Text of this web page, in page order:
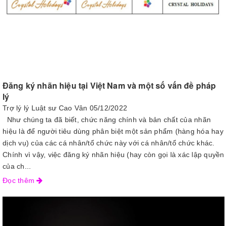
Đăng ký nhãn hiệu tại Việt Nam và một số vấn đề pháp
lý
Trợ lý lý Luật sư Cao Vân 05/12/2022
Như chúng ta đã biết, chức năng chính và bản chất của nhãn
hiệu là để người tiêu dùng phân biệt một sản phẩm (hàng hóa hay
dịch vụ) của các cá nhân/tổ chức này với cá nhân/tổ chức khác.
Chính vì vậy, việc đăng ký nhãn hiệu (hay còn gọi là xác lập quyền
của ch...
Đọc thêm